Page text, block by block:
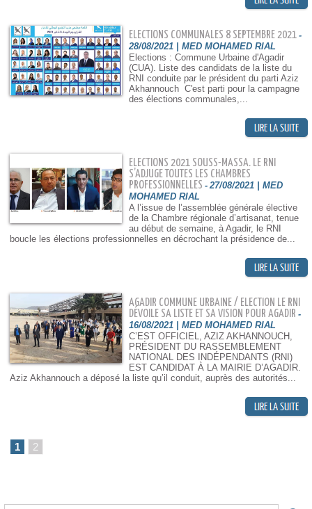
ELECTIONS COMMUNALES 8 SEPTEMBRE 2021 -
28/08/2021 | MED MOHAMED RIAL
Elections : Commune Urbaine d'Agadir
(CUA). Liste des candidats de la liste du
RNI conduite par le président du parti Aziz
Akhannouch C'est parti pour la campagne
des élections communales,...
ELECTIONS 2021 SOUSS-MASSA. LE RNI
S’ADJUGE TOUTES LES CHAMBRES
PROFESSIONNELLES - 27/08/2021 | MED
MOHAMED RIAL
A l’issue de l’assemblée générale élective
de la Chambre régionale d’artisanat, tenue
au début de semaine, à Agadir, le RNI
boucle les élections professionnelles en décrochant la présidence de...
AGADIR COMMUNE URBAINE / ELECTION LE RNI
DÉVOILE SA LISTE ET SA VISION POUR AGADIR -
16/08/2021 | MED MOHAMED RIAL
C’EST OFFICIEL, AZIZ AKHANNOUCH,
PRÉSIDENT DU RASSEMBLEMENT
NATIONAL DES INDÉPENDANTS (RNI)
EST CANDIDAT À LA MAIRIE D’AGADIR.
Aziz Akhannouch a déposé la liste qu’il conduit, auprès des autorités...
1 2